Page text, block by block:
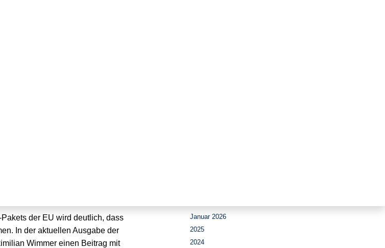
der EU wird deutlich, dass
In der aktuellen Ausgabe der
Wimmer einen Beitrag mit
Januar 2026
2025
2024